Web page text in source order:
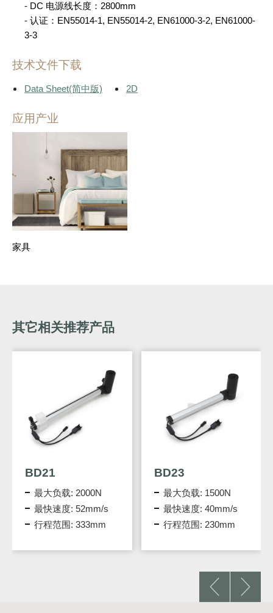
- DC 电源线长度：2800mm
- 认证：EN55014-1, EN55014-2, EN61000-3-2, EN61000-
3-3
技术文件下载
Data Sheet(简中版) 2D
应用产业
家具
其它相关推荐产品
BD21
最大负载: 2000N
最快速度: 52mm/s
行程范围: 333mm
BD23
最大负载: 1500N
最快速度: 40mm/s
行程范围: 230mm